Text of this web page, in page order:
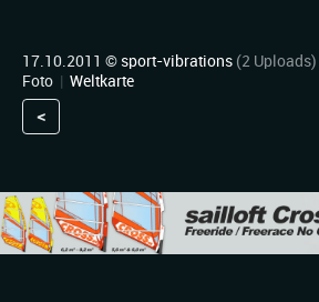
17.10.2011 © sport-vibrations (2 Uploads)
Foto | Weltkarte
<